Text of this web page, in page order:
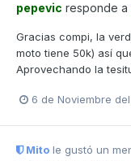
pepevic responde a
Gracias compi, la
moto tiene 50k) así
Aprovechando la
6 de Noviembre
Mito le gustó un